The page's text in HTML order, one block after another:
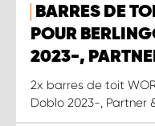
BARRES DE
POUR
2023-,
2x barres de toit
Doblo 2023-, Partner